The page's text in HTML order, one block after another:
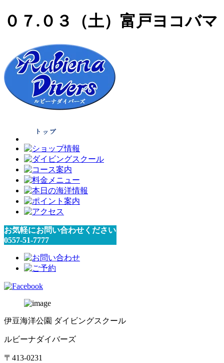
０７.０３（土）富戸ヨコバマ
お気軽にお問い合わせください
0557-51-7777
伊豆海洋公園 ダイビングスクール
ルビーナダイバーズ
〒413-0231